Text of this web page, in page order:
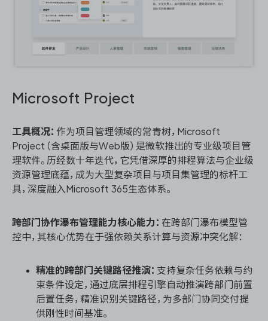
Microsoft Project
工具概况： 作为项目管理领域的常青树，Microsoft
Project（含桌面版与Web版）是微软推出的专业级项目管
理软件。历经数十年迭代，它凭借深厚的排程算法与企业级
资源管理底蕴，成为大型复杂项目与项目集管理的标杆工
具，深度融入Microsoft 365生态体系。
跨部门协作瀑布管理能力核心能力： 在跨部门瀑布模型管
控中，其核心优势在于强依赖关系计算与资源冲突化解：
精准的跨部门关键路径推演： 支持复杂任务依赖与约
束条件设定，通过底层排程引擎自动推演跨部门前置
后置任务，精准识别关键路径，为多部门协同交付提
供刚性时间基准。